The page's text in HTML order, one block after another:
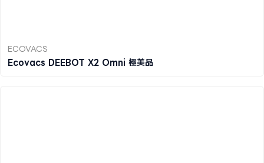
ECOVACS
Ecovacs DEEBOT X2 Omni 極美品